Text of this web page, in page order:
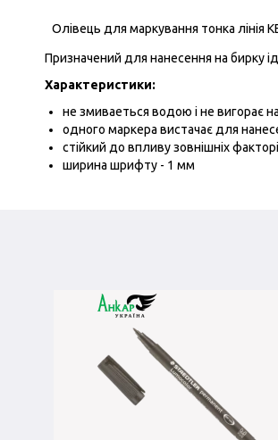
Олівець для маркування тонка лінія
Призначений для нанесення на бирку
Характеристики:
не змиваеться водою і не вигорає на
одного маркера вистачає для
стійкий до впливу зовнішніх
ширина шрифту - 1 мм